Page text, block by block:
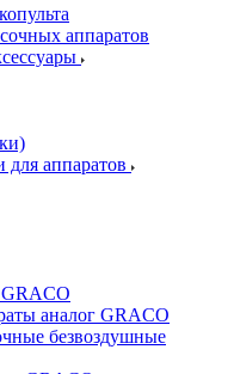
аппаратов
для аппаратов
GRACO
аналог GRACO
безвоздушные